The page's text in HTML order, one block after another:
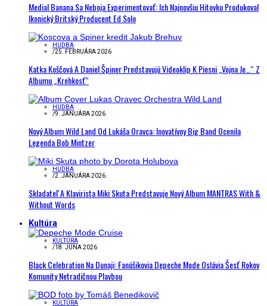
Medial Banana Sa Neboja Experimentovať: Ich Najnovšiu Hitovku Produkoval
Ikonický Britský Producent Ed Solo
HUDBA
/25. FEBRUÁRA 2026
Katka Koščová A Daniel Špiner Predstavujú Videoklip K Piesni „Vojna Je…“ Z
Albumu „Krehkosť“
HUDBA
/9. JANUÁRA 2026
Nový Album Wild Land Od Lukáša Oravca: Inovatívny Big Band Ocenila
Legenda Bob Mintzer
HUDBA
/2. JANUÁRA 2026
Skladateľ A Klavirista Miki Skuta Predstavuje Nový Album MANTRAS With &
Without Words
Kultúra
KULTÚRA
/18. JÚNA 2026
Black Celebration Na Dunaji: Fanúšikovia Depeche Mode Oslávia Šesť Rokov
Komunity Netradičnou Plavbou
KULTÚRA